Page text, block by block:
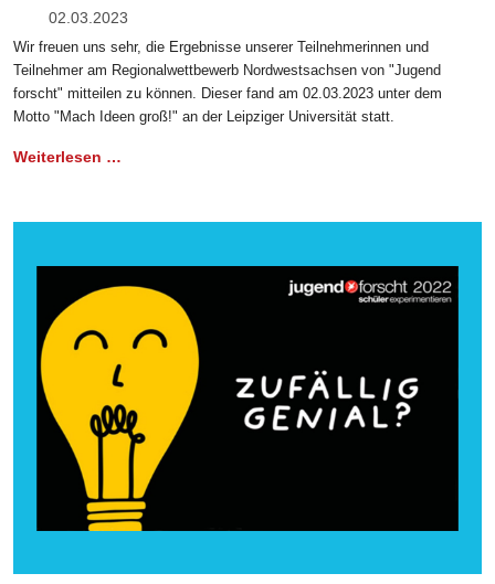
02.03.2023
Wir freuen uns sehr, die Ergebnisse unserer Teilnehmerinnen und
Teilnehmer am Regionalwettbewerb Nordwestsachsen von "Jugend
forscht" mitteilen zu können. Dieser fand am 02.03.2023 unter dem
Motto "Mach Ideen groß!" an der Leipziger Universität statt.
Weiterlesen …